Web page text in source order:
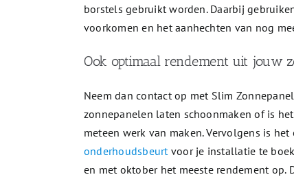
borstels gebruikt worden. Daarbij
voorkomen en het aanhechten van nog
Ook optimaal rendement uit jouw
Neem dan contact op met Slim
zonnepanelen laten schoonmaken of is
meteen werk van maken. Vervolgens is
onderhoudsbeurt voor je installatie te
en met oktober het meeste rendement op.